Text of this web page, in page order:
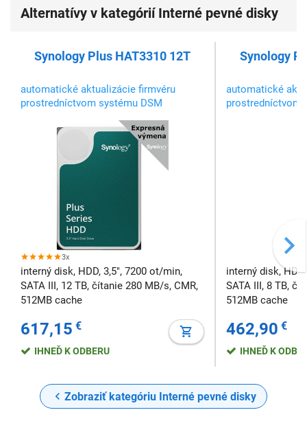
Alternatívy v kategórií Interné pevné disky
Synology Plus HAT3310 12T
automatické aktualizácie firmvéru
prostredníctvom systému DSM
3x
interný disk, HDD, 3,5", 7200 ot/min,
SATA III, 12 TB, čítanie 280 MB/s, CMR,
512MB cache
617,15 €
IHNEĎ K ODBERU
Synology
automatické
prostredníctvom
interný disk,
SATA III, 8 TB,
512MB cache
462,90 €
IHNEĎ K
Zobraziť kategóriu Interné pevné disky